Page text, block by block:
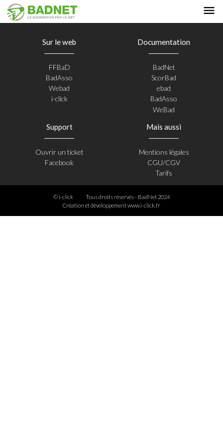
Sur le web
FFBaD
BadAsso
Webad
i-click
Documentation
BadNet
ScorBad
ebad
BadAsso
WeBad
Support
Ouvrir un ticket
Facebook
Mais aussi
Mentions légales
CGU/CGV
Tarifs
© i-click
Tous droits réservés - BadNet 2024
Création et développementwww.i-click.fr